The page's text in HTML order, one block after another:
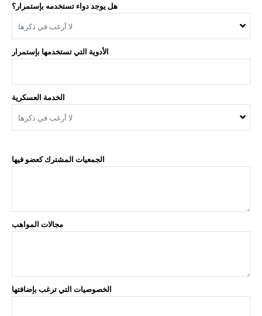
هل يوجد دواء تستخدمه بإستمرار؟
لا أرغب في ذكرها
الأدوية التي تستخدمها بإستمرار
الخدمة العسكرية
لا أرغب في ذكرها
الجمعيات المشترك كعضو فيها
مجالات المواهب
الخصوصيات التي ترغب بإضافتها